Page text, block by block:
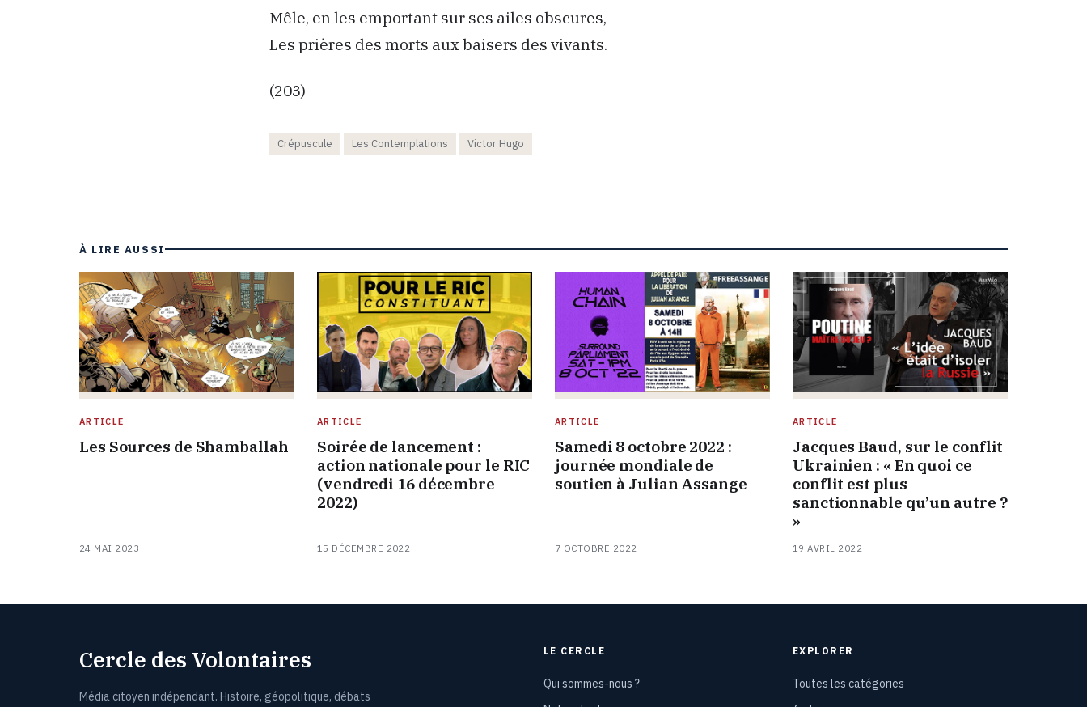
Mêle, en les emportant sur ses ailes obscures,
Les prières des morts aux baisers des vivants.
(203)
Crépuscule Les Contemplations Victor Hugo
À LIRE AUSSI
ARTICLE
Les Sources de Shamballah
24 MAI 2023
ARTICLE
Soirée de lancement :
action nationale pour le RIC
(vendredi 16 décembre
2022)
15 DÉCEMBRE 2022
ARTICLE
Samedi 8 octobre 2022 :
journée mondiale de
soutien à Julian Assange
7 OCTOBRE 2022
ARTICLE
Jacques Baud, sur le conflit
Ukrainien : « En quoi ce
conflit est plus
sanctionnable qu’un autre ?
»
19 AVRIL 2022
Cercle des Volontaires
Média citoyen indépendant. Histoire, géopolitique, débats
LE CERCLE
Qui sommes-nous ?
EXPLORER
Toutes les catégories